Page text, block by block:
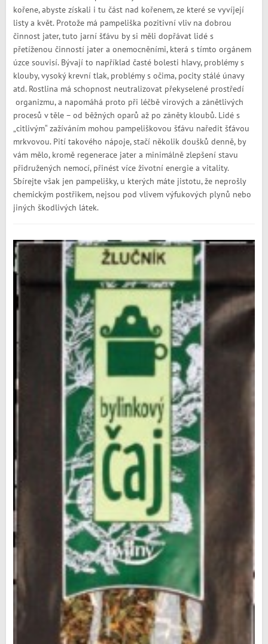
kořene, abyste získali i tu část nad kořenem, ze které se vyvíjejí
listy a květ. Protože má pampeliška pozitivní vliv na dobrou
činnost jater, tuto jarní šťávu by si měli dopřávat lidé s
přetíženou činností jater a onemocněními, která s tímto orgánem
úzce souvisí. Bývají to například časté bolesti hlavy, problémy s
klouby, vysoký krevní tlak, problémy s očima, pocity stálé únavy
atd. Rostlina má schopnost neutralizovat překyselené prostředí
organizmu, a napomáhá proto při léčbě virových a zánětlivých
procesů v těle – od běžných oparů až po záněty kloubů. Lidé s
„citlivým“ zažíváním mohou pampeliškovou šťávu naředit šťávou
mrkvovou. Pití takového nápoje, stačí několik doušků denně, by
vám mělo, kromě regenerace jater a minimálně zlepšení stavu
přidružených nemocí, přinést více životní energie a vitality.
Sbírejte však jen pampelišky, u kterých máte jistotu, že neprošly
chemickým postřikem, nejsou pod vlivem výfukových plynů nebo
jiných škodlivých látek.